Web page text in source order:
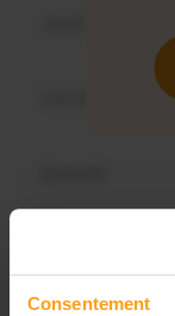
Consentement